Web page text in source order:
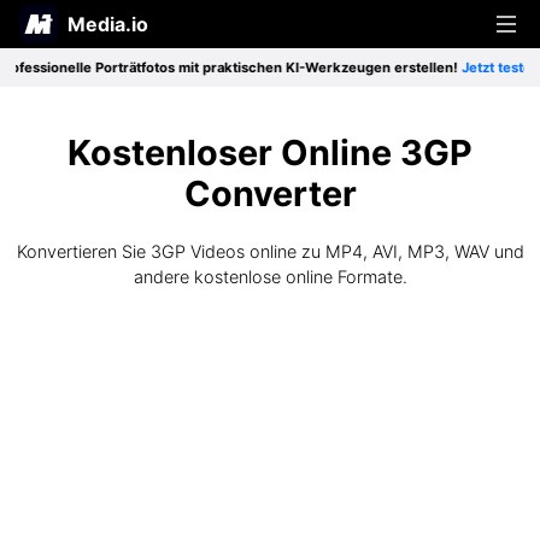
Media.io
Produkte
Beliebte Werkzeuge
Lösung
Besondere Funktionen
Freiberufliche Tätigkeit
Heiße Tipps
Preise
Porträtfotos mit praktischen KI-Werkzeugen erstellen!Jetzt testen>>
Kostenloser Online 3GP
Converter
Konvertieren Sie 3GP Videos online zu MP4, AVI, MP3, WAV und
andere kostenlose online Formate.